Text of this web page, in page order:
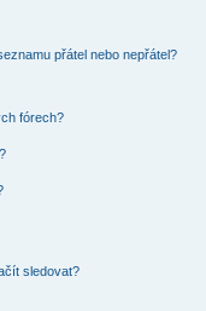
přátel nebo nepřátel?
fórech?
sledovat?